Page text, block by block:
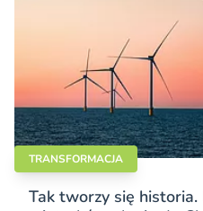
TRANSFORMACJA
Tak tworzy się